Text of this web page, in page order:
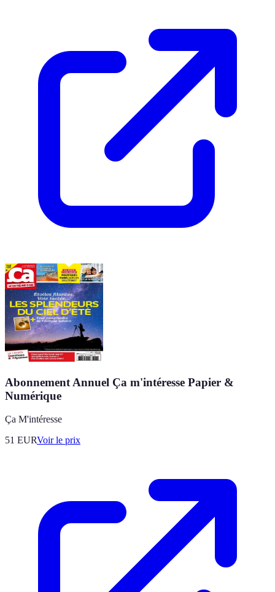
Abonnement Annuel Ça m'intéresse Papier &
Numérique
Ça M'intéresse
51 EURVoir le prix